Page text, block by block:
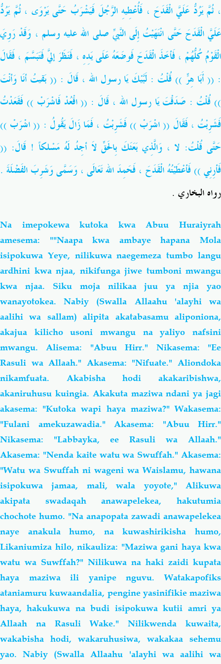
، ثُمَّ يَرُدُّ عَلَيَّ الْقَدَحَ ، فَأُعْطِيهِ الرَّجُلَ فَيَشْرَبُ حَتَّى يَرْوَى ، ثُمَّ يَرُدُّ
عَلَيَّ الْقَدَحَ حَتَّى انْتَهَيْتُ إِلَى النَّبيِّ صلى الله عليه وسلم ، وَقَدْ رَوِيَ
الْقَوْمُ كُلُّهُمْ ، فَأخَذَ الْقَدَحَ فَوضَعَهُ عَلَى يَدِهِ ، فَنَظَرَ إليَّ فَتَبَسَّمَ ، فَقَالَ
: (( أَبَا هِرٍّ )) قُلْتُ : لَبَّيْكَ يَا رسول الله ، قَالَ : (( بَقيتُ أنَا وَأنْتَ
)) قُلْتُ : صَدَقْتَ يَا رسول الله ، قَالَ : (( اقْعُدْ فَاشْرَبْ )) فَقَعَدْتُ
فَشَرِبْتُ ، فَقَالَ (( اشْرَبْ )) فَشَرِبْتُ ، فَمَا زَالَ يَقُولُ : (( اشْرَبْ ))
حَتَّى قُلْتُ: لا ، وَالَّذِي بَعَثَكَ بِالحَقِّ لاَ أجِدُ لَهُ مَسْلكاً ! قَالَ: ((
فَأرِنِي )) فَأعْطَيْتُهُ الْقَدَحَ ، فَحَمِدَ الله تَعَالَى ، وَسَمَّى وَشَرِبَ الفَضْلَةَ .
رواه البخاري .
Na imepokewa kutoka kwa Abuu Huraiyrah
amesema: ""Naapa kwa ambaye hapana Mola
isipokuwa Yeye, nilikuwa naegemeza tumbo langu
ardhini kwa njaa, nikifunga jiwe tumboni mwangu
kwa njaa. Siku moja nilikaa juu ya njia yao
wanayotokea. Nabiy (Swalla Allaahu 'alayhi wa
aalihi wa sallam) alipita akatabasamu aliponiona,
akajua kilicho usoni mwangu na yaliyo nafsini
mwangu. Alisema: "Abuu Hirr." Nikasema: "Ee
Rasuli wa Allaah." Akasema: "Nifuate." Aliondoka
nikamfuata. Akabisha hodi akakaribishwa,
akaniruhusu kuingia. Akakuta maziwa ndani ya jagi
akasema: "Kutoka wapi haya maziwa?" Wakasema:
"Fulani amekuzawadia." Akasema: "Abuu Hirr."
Nikasema: "Labbayka, ee Rasuli wa Allaah."
Akasema: "Nenda kaite watu wa Swuffah." Akasema:
"Watu wa Swuffah ni wageni wa Waislamu, hawana
isipokuwa jamaa, mali, wala yoyote," Alikuwa
akipata swadaqah anawapelekea, hakutumia
chochote humo. "Na anapopata zawadi anawapelekea
naye anakula humo, na kuwashirikisha humo,
Likaniumiza hilo, nikauliza: "Maziwa gani haya kwa
watu wa Suwffah?" Nilikuwa na haki zaidi kupata
haya maziwa ili yanipe nguvu. Watakapofiks
ataniamuru kuwaandalia, pengine yasinifikie maziwa
haya, hakukuwa na budi isipokuwa kutii amri ya
Allaah na Rasuli Wake." Nilikwenda kuwaita,
wakabisha hodi, wakaruhusiwa, wakakaa sehemu
yao. Nabiy (Swalla Allaahu 'alayhi wa aalihi wa